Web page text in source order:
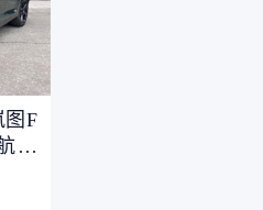
图F
智